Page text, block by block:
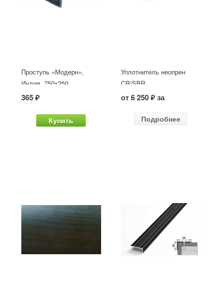
Проступь «Модерн»,
Индия, 750x250
365 ₽
Купить
Уплотнитель неопрен
CR/SBR
от 6 250 ₽ за
Подробнее